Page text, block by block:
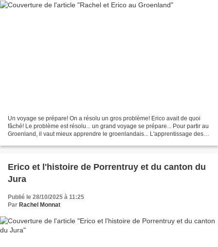
Un voyage se prépare! On a résolu un gros problème! Erico avait de quoi
fâché! Le problème est résolu... un grand voyage se prépare... Pour partir au
Groenland, il vaut mieux apprendre le groenlandais... L'apprentissage des
Erico et l'histoire de Porrentruy et du canton du
Jura
Publié le 28/10/2025 à 11:25
Par Rachel Monnat